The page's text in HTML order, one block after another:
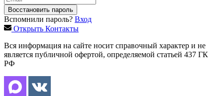
Вспомнили пароль? Вход
Открыть Контакты
Вся информация на сайте носит справочный характер и не
является публичной офертой, определяемой статьей 437 ГК
РФ